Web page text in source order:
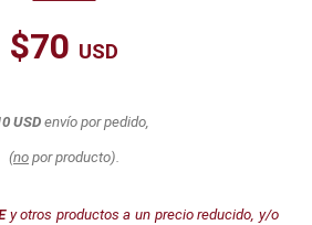
$70 USD
USDenvío por pedido,
(no por producto).
y otros productos a un precio reducido, y/o